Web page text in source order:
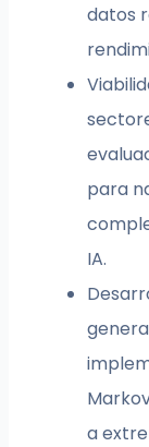
datos
para
IA.
a